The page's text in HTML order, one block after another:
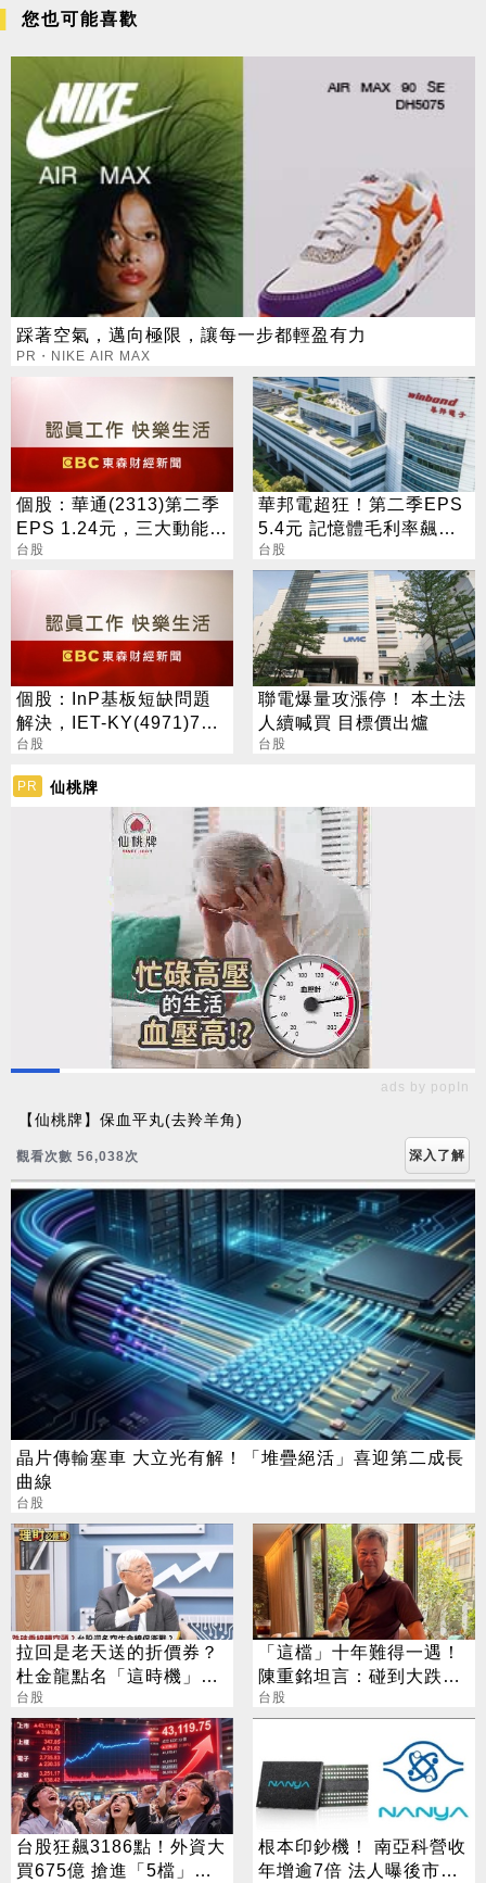
您也可能喜歡
踩著空氣，邁向極限，讓每一步都輕盈有力
PR・NIKE AIR MAX
個股：華通(2313)第二季
EPS 1.24元，三大動能加
持，營運展望逐季向上
台股
華邦電超狂！第二季EPS
5.4元 記憶體毛利率飆至
70.3%
台股
個股：InP基板短缺問題
解決，IET-KY(4971)7月
營收1.05億元，重拾成長
台股
聯電爆量攻漲停！ 本土法
人續喊買 目標價出爐
台股
PR 仙桃牌
ads by popIn
【仙桃牌】保血平丸(去羚羊角)
觀看次數 56,043次 深入了解
晶片傳輸塞車 大立光有解！「堆疊絕活」喜迎第二成長
曲線
台股
拉回是老天送的折價券？
杜金龍點名「這時機」：
台股衝6萬
台股
「這檔」十年難得一遇！
陳重銘坦言：碰到大跌就
買進
台股
台股狂飆3186點！外資大
買675億 搶進「5檔」
根本印鈔機！ 南亞科營收
年增逾7倍 法人曝後市觀